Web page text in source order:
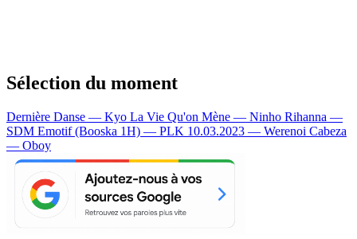
Sélection du moment
Dernière Danse — Kyo La Vie Qu'on Mène — Ninho Rihanna —
SDM Emotif (Booska 1H) — PLK 10.03.2023 — Werenoi Cabeza
— Oboy